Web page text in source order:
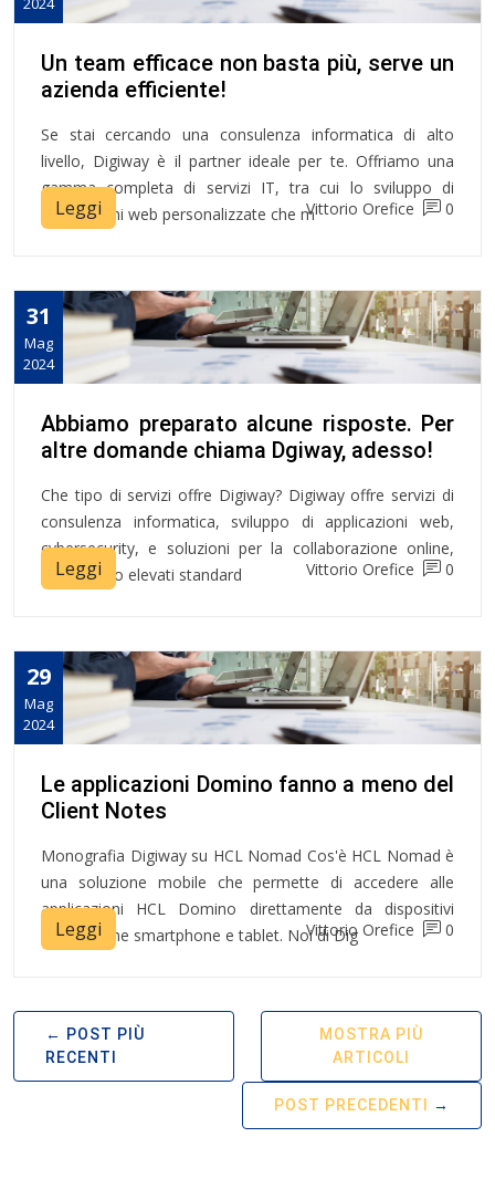
Un team efficace non basta più, serve un
azienda efficiente!
Se stai cercando una consulenza informatica di alto
livello, Digiway è il partner ideale per te. Offriamo una
gamma completa di servizi IT, tra cui lo sviluppo di
applicazioni web personalizzate che m
Leggi Vittorio Orefice 0
31
Mag
2024
Abbiamo preparato alcune risposte. Per
altre domande chiama Dgiway, adesso!
Che tipo di servizi offre Digiway? Digiway offre servizi di
consulenza informatica, sviluppo di applicazioni web,
cybersecurity, e soluzioni per la collaborazione online,
garantendo elevati standard
Leggi Vittorio Orefice 0
29
Mag
2024
Le applicazioni Domino fanno a meno del
Client Notes
Monografia Digiway su HCL Nomad Cos'è HCL Nomad è
una soluzione mobile che permette di accedere alle
applicazioni HCL Domino direttamente da dispositivi
mobili come smartphone e tablet. Noi di Dig
Leggi Vittorio Orefice 0
POST PIÙ
RECENTI
MOSTRA PIÙ
ARTICOLI
POST PRECEDENTI